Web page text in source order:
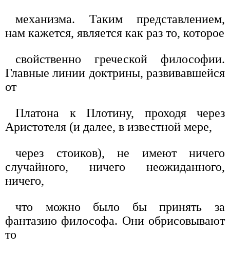
механизма. Таким представлением,
нам кажется, является как раз то, которое
свойственно греческой философии.
Главные линии доктрины, развивавшейся
от
Платона к Плотину, проходя через
Аристотеля (и далее, в известной мере,
через стоиков), не имеют ничего
случайного, ничего неожиданного,
ничего,
что можно было бы принять за
фантазию философа. Они обрисовывают
то